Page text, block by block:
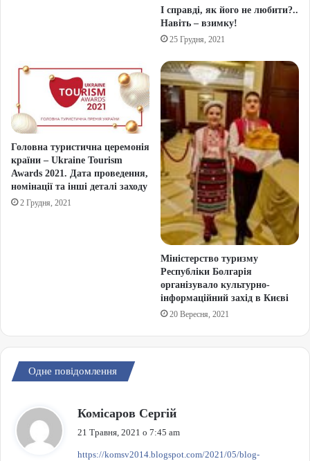
І справді, як його не любити?..
Навіть – взимку!
25 Грудня, 2021
Головна туристична церемонія
країни – Ukraine Tourism
Awards 2021. Дата проведення,
номінації та інші деталі заходу
2 Грудня, 2021
Міністерство туризму
Республіки Болгарія
організувало культурно-
інформаційний захід в Києві
20 Вересня, 2021
Одне повідомлення
Комісаров Сергій
21 Травня, 2021 о 7:45 am
https://komsv2014.blogspot.com/2021/05/blog-